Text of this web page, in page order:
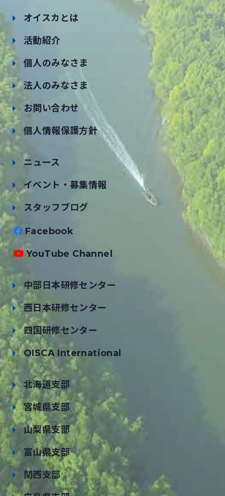
オイスカとは
活動紹介
個人のみなさま
法人のみなさま
お問い合わせ
個人情報保護方針
ニュース
イベント・募集情報
スタッフブログ
Facebook
YouTube Channel
中部日本研修センター
西日本研修センター
四国研修センター
OISCA International
北海道支部
宮城県支部
山梨県支部
富山県支部
関西支部